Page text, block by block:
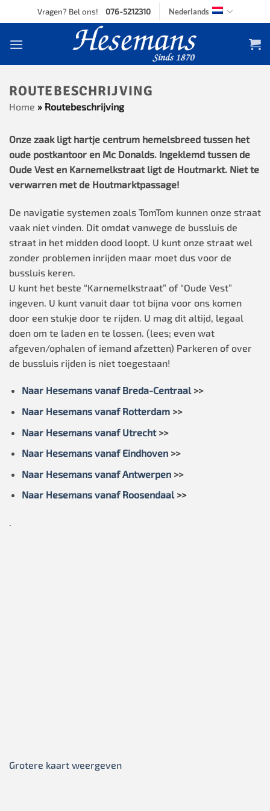
to
Vragen? Bel ons! 076-5212310 Nederlands
ROUTEBESCHRIJVING
Home » Routebeschrijving
Onze zaak ligt hartje centrum hemelsbreed tussen het
oude postkantoor en Mc Donalds. Ingeklemd tussen de
Oude Vest en Karnemelkstraat ligt de Houtmarkt. Niet te
verwarren met de Houtmarktpassage!
De navigatie systemen zoals TomTom kunnen onze straat
vaak niet vinden. Dit omdat vanwege de bussluis de
straat in het midden dood loopt. U kunt onze straat wel
zonder problemen inrijden maar moet dus voor de
bussluis keren.
U kunt het beste “Karnemelkstraat” of “Oude Vest”
ingeven. U kunt vanuit daar tot bijna voor ons komen
door een stukje door te rijden. U mag dit altijd, legaal
doen om te laden en te lossen. (lees; even wat
afgeven/ophalen of iemand afzetten) Parkeren of over
de bussluis rijden is niet toegestaan!
Naar Hesemans vanaf Breda-Centraal>>
Naar Hesemans vanaf Rotterdam>>
Naar Hesemans vanaf Utrecht>>
Naar Hesemans vanaf Eindhoven>>
Naar Hesemans vanaf Antwerpen>>
Naar Hesemans vanaf Roosendaal>>
.
Grotere kaart weergeven